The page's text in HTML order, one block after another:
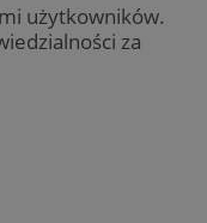
użytkowników.
za